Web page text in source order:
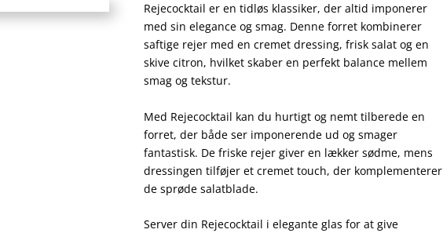
Rejecocktail er en tidløs klassiker, der altid imponerer
med sin elegance og smag. Denne forret kombinerer
saftige rejer med en cremet dressing, frisk salat og en
skive citron, hvilket skaber en perfekt balance mellem
smag og tekstur.
Med Rejecocktail kan du hurtigt og nemt tilberede en
forret, der både ser imponerende ud og smager
fantastisk. De friske rejer giver en lækker sødme, mens
dressingen tilføjer et cremet touch, der komplementerer
de sprøde salatblade.
Server din Rejecocktail i elegante glas for at give